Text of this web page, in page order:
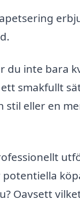
du inte bara
smakfullt
stil eller en
Oavsett